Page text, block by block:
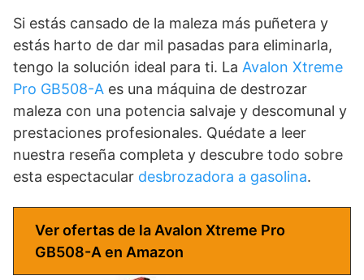
Si estás cansado de la maleza más puñetera y
estás harto de dar mil pasadas para eliminarla,
tengo la solución ideal para ti. La Avalon Xtreme
Pro GB508-A es una máquina de destrozar
maleza con una potencia salvaje y descomunal y
prestaciones profesionales. Quédate a leer
nuestra reseña completa y descubre todo sobre
esta espectacular desbrozadora a gasolina.
Ver ofertas de la Avalon Xtreme Pro
GB508-A en Amazon